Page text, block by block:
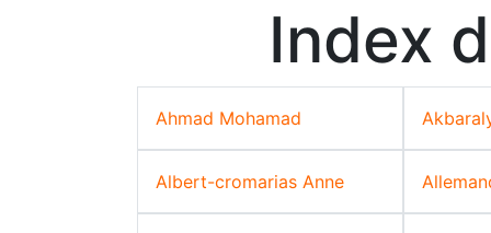
Index
Ahmad Mohamad
Albert-cromarias Anne